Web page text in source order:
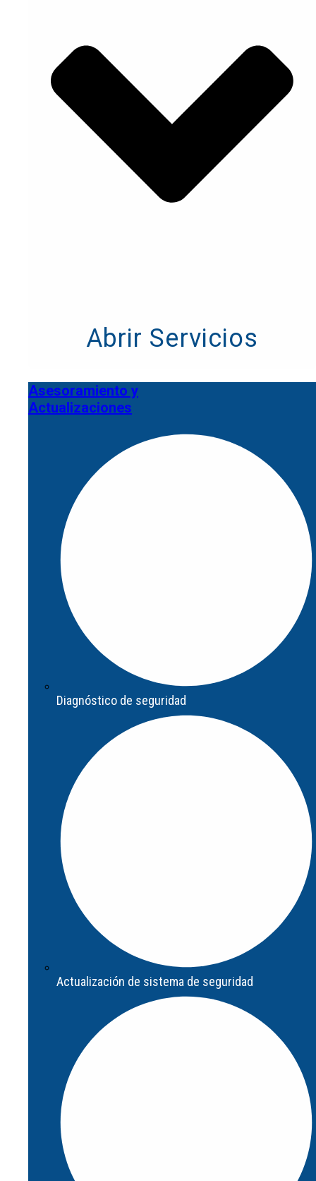
Abrir Servicios
Asesoramiento y
Actualizaciones
Diagnóstico de seguridad
Actualización de sistema de seguridad
Abrir Servicios
Asesoramiento y
Actualizaciones
Diagnóstico de seguridad
Actualización de sistema de seguridad